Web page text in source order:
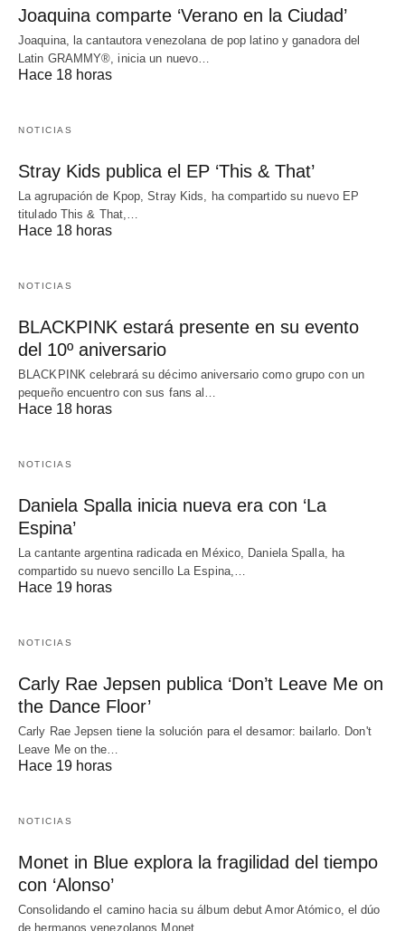
Joaquina comparte ‘Verano en la Ciudad’
Joaquina, la cantautora venezolana de pop latino y ganadora del
Latin GRAMMY®, inicia un nuevo…
Hace 18 horas
NOTICIAS
Stray Kids publica el EP ‘This & That’
La agrupación de Kpop, Stray Kids, ha compartido su nuevo EP
titulado This & That,…
Hace 18 horas
NOTICIAS
BLACKPINK estará presente en su evento
del 10º aniversario
BLACKPINK celebrará su décimo aniversario como grupo con un
pequeño encuentro con sus fans al…
Hace 18 horas
NOTICIAS
Daniela Spalla inicia nueva era con ‘La
Espina’
La cantante argentina radicada en México, Daniela Spalla, ha
compartido su nuevo sencillo La Espina,…
Hace 19 horas
NOTICIAS
Carly Rae Jepsen publica ‘Don’t Leave Me on
the Dance Floor’
Carly Rae Jepsen tiene la solución para el desamor: bailarlo. Don't
Leave Me on the…
Hace 19 horas
NOTICIAS
Monet in Blue explora la fragilidad del tiempo
con ‘Alonso’
Consolidando el camino hacia su álbum debut Amor Atómico, el dúo
de hermanos venezolanos Monet…